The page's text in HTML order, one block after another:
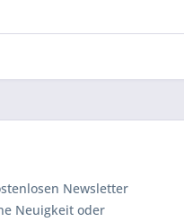
Newsletter
Neuigkeit oder